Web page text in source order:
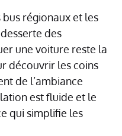
régionaux et les
des
une voiture reste la
découvrir les coins
de l’ambiance
est fluide et le
qui simplifie les